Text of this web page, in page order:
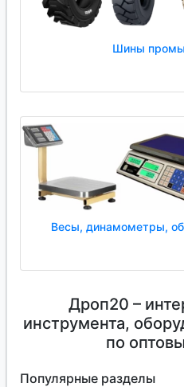
Шины
Весы, динамометры,
Дроп20 –
инструмента,
по
Популярные разделы